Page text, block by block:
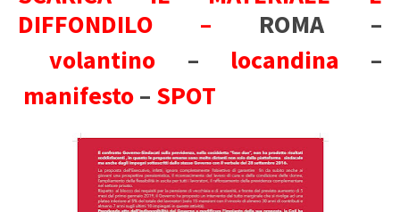
DIFFONDILO – ROMA –
volantino – locandina –
manifesto– SPOT